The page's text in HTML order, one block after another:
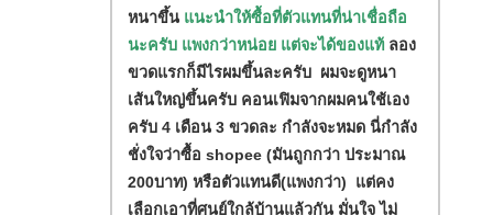
หนาขึ้น แนะนำให้ซื้อที่ตัวแทนที่น่าเชื่อถือ
นะครับ แพงกว่าหน่อย แต่จะได้ของแท้ลอง
ขวดแรกก็มีไรผมขึ้นละครับ ผมจะดูหนา
เส้นใหญ่ขึ้นครับ คอนเฟิมจากผมคนใช้เอง
ครับ 4 เดือน 3 ขวดละ กำลังจะหมด นี่กำลัง
ชั่งใจว่าซื้อ shopee (มันถูกกว่า ประมาณ
200บาท) หรือตัวแทนดี(แพงกว่า) แต่คง
เลือกเอาที่ศูนย์ใกล้บ้านแล้วกัน มั่นใจ ไม่